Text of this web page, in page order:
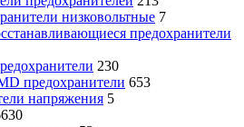
низковольтные 7
предохранители
230
предохранители 653
напряжения 5